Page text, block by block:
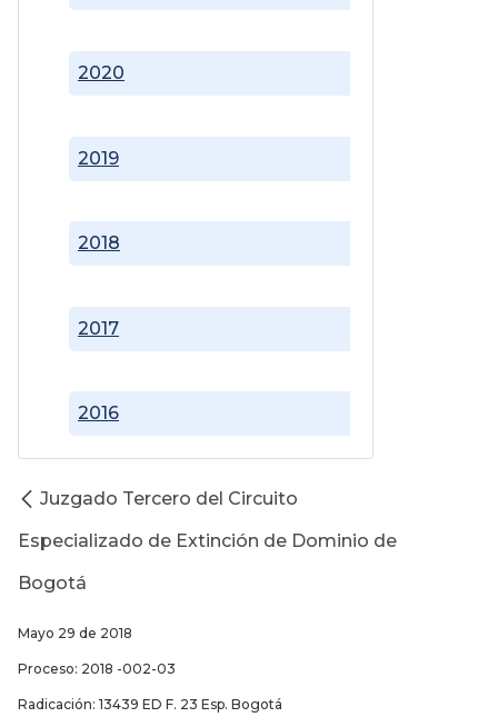
2016
2017
2018
2019
2020
Juzgado Tercero del Circuito
Especializado de Extinción de Dominio de
Bogotá
Mayo 29 de 2018
Proceso: 2018 -002-03
Radicación: 13439 ED F. 23 Esp. Bogotá